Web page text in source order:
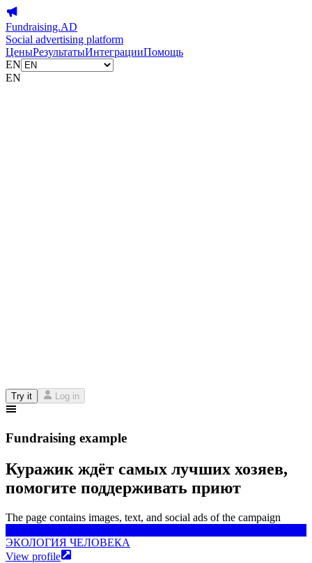
Fundraising.AD
Social advertising platform
ЦеныРезультатыИнтеграцииПомощь
EN
EN
Try it Log in
Fundraising example
Куражик ждёт самых лучших хозяев,
помогите поддерживать приют
The page contains images, text, and social ads of the campaign
ЭКОЛОГИЯ ЧЕЛОВЕКА
View profile